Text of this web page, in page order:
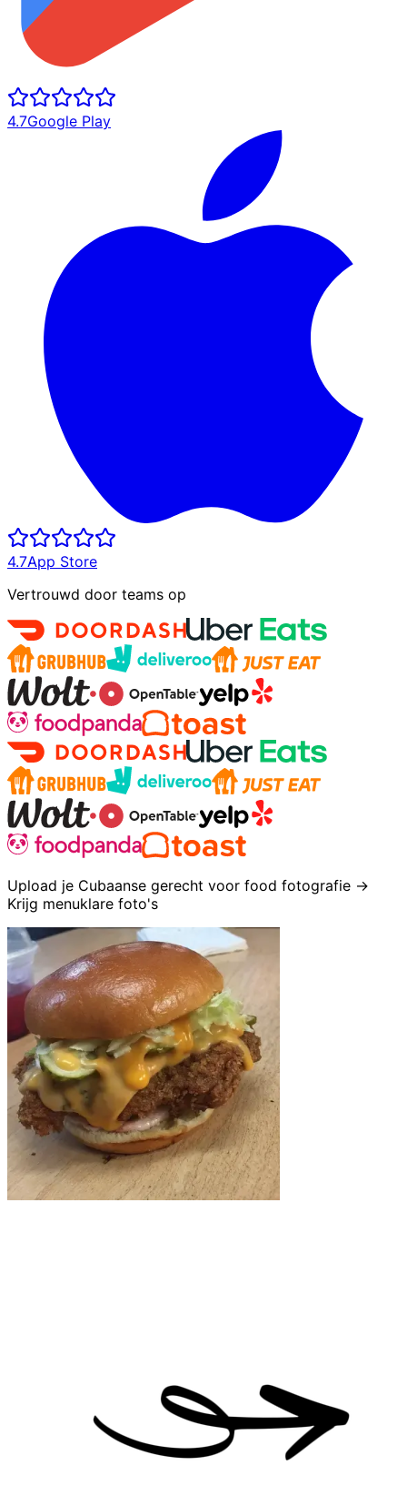
4.7Google Play
4.7App Store
Vertrouwd door teams op
Upload je Cubaanse gerecht voor food fotografie →
Krijg menuklare foto's